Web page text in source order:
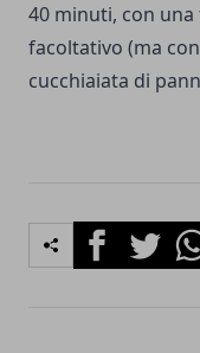
40 minuti, con
facoltativo (ma
cucchiaiata di
FacebookTwitter